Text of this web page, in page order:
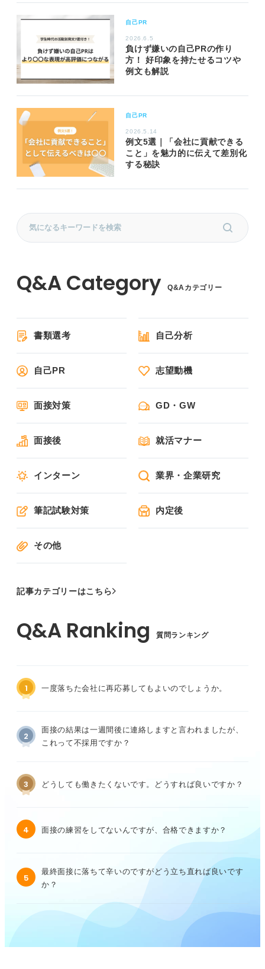
自己PR
2026.6.5
負けず嫌いの自己PRの作り
方！ 好印象を持たせるコツや
例文も解説
自己PR
2026.5.14
例文5選｜「会社に貢献できる
こと」を魅力的に伝えて差別化
する秘訣
Q&Aカテゴリー
書類選考 自己分析
自己PR 志望動機
面接対策 GD・GW
面接後 就活マナー
インターン 業界・企業研究
筆記試験対策 内定後
その他
記事カテゴリーはこちら
質問ランキング
1 一度落ちた会社に再応募してもよいのでしょうか。
2
面接の結果は一週間後に連絡しますと言われましたが、
これって不採用ですか？
3 どうしても働きたくないです。どうすれば良いですか？
4 面接の練習をしてないんですが、合格できますか？
5
最終面接に落ちて辛いのですがどう立ち直れば良いです
か？